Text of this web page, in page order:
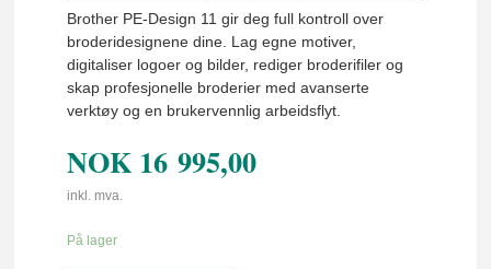
Brother PE-Design 11 gir deg full kontroll over
broderidesignene dine. Lag egne motiver,
digitaliser logoer og bilder, rediger broderifiler og
skap profesjonelle broderier med avanserte
verktøy og en brukervennlig arbeidsflyt.
NOK 16 995,00
inkl. mva.
På lager